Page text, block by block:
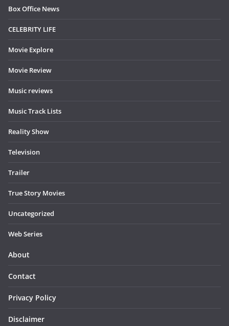
Box Office News
CELEBRITY LIFE
Movie Explore
Movie Review
Music reviews
Music Track Lists
Reality Show
Television
Trailer
True Story Movies
Uncategorized
Web Series
About
Contact
Privacy Policy
Disclaimer